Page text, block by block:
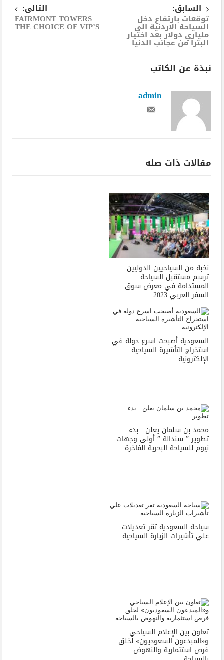
السابق:
توقعات بارتفاع دخل
السياحة الاردنية الى
ملياري دولار بعد اختيار
البترا من عجائب الدنيا
التالى:
FAIRMONT TOWERS
THE CHOICE OF VIP’S
نبذة عن الكاتب
admin
مقالات ذات صله
نخبة من السياحيين الدوليين
ترسم مستقبل السياحة
المستدامة في معرض سوق
السفر العربي 2023
السعودية أصبحت اسرع دولة في
استخراج التأشيرة السياحية
الإلكترونية
محمد بن سلمان يعلن : بدء
تطوير ” سندالة ” أولى وجهات
نيوم للسياحة البحرية الفاخرة
سياحة السعودية تقر تعديلات
علي تأشيرات الزيارة السياحية
تعاون بين الإعلام السياحي
و«المبدعون السعوديون» لخلق
فرص استثمارية والنهوض